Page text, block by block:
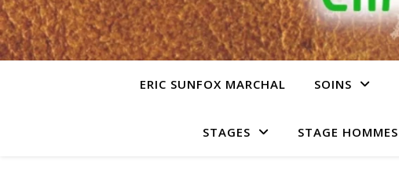
ERIC SUNFOX MARCHAL SOINS
STAGES STAGE HOMMES